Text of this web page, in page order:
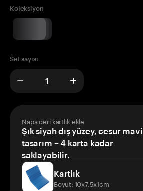
Koleksiyon
Set sayısı
Napa deri kartlık ekle
Şık siyah dış yüzey, cesur
tasarım – 4 karta kadar
saklayabilir.
Kartlık
Boyut: 10x7.5x1cm